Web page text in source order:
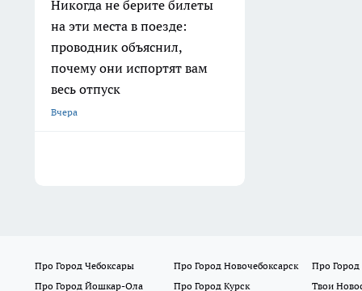
Никогда не берите билеты
на эти места в поезде:
проводник объяснил,
почему они испортят вам
весь отпуск
Вчера
Про Город Чебоксары Про Город Новочебоксарск
Про Город
Про Город Йошкар-Ола
Про Город Курск Твои